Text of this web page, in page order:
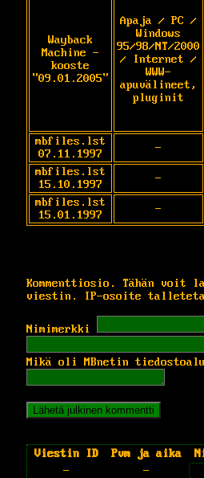
Wayback
Machine -
kooste
"09.01.2005"
Apaja / PC /
Windows
95/98/NT/2000
/ Internet /
WWW-
apuvälineet,
pluginit
mbfiles.lst
07.11.1997
-
mbfiles.lst
15.10.1997
-
mbfiles.lst
15.01.1997
-
Kommenttiosio. Tähän voit
viestin. IP-osoite
Nimimerkki
Mikä oli MBnetin
Viestin ID Pvm ja aika
-
-